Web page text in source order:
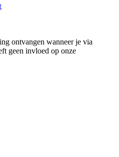
ontvangen wanneer je via
geen invloed op onze